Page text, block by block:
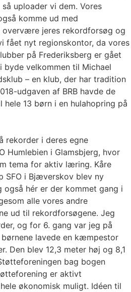
uploader vi dem. Vores
komme ud med
jeres rekordforsøg og
fået nyt regionskontor, da vores
på Frederiksberg er gået
byde velkommen til Michael
– en klub, der har tradition
udgaven af BRB havde de
13 børn i en hulahopring på
rekorder i deres egne
Humlebien i Glamsbjerg, hvor
tema for aktiv læring. Kåre
SFO i Bjæverskov blev ny
også hér er der kommet gang i
alle vores andre
ud til rekordforsøgene. Jeg
og for 6. gang var jeg på
lavede en kæmpestor
Den blev 12,3 meter høj og 8,1
bag bogen
er aktivt
økonomisk muligt. Idéen til